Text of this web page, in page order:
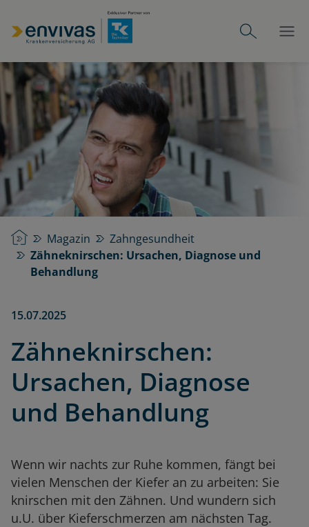
StartseiteMagazin
Zahngesundheit
Zähneknirschen: Ursachen, Diagnose und
Behandlung
15.07.2025
Zähneknirschen:
Ursachen, Diagnose
und Behandlung
Wenn wir nachts zur Ruhe kommen, fängt bei
vielen Menschen der Kiefer an zu arbeiten: Sie
knirschen mit den Zähnen. Und wundern sich
u.U. über Kieferschmerzen am nächsten Tag.